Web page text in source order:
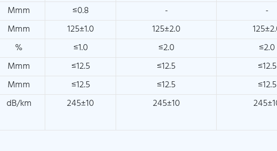
Mmm ≤0.8 - -
Mmm 125±1.0 125±2.0
% ≤1.0 ≤2.0 ≤2.0
Mmm ≤12.5 ≤12.5 ≤12.5
Mmm ≤12.5 ≤12.5 ≤12.5
dB/km 245±10 245±10